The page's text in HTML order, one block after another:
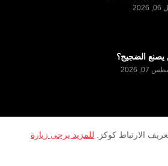
الضجيج؟
07, 2026
الارتباط كوكز. للمزيد يرجى زيارة